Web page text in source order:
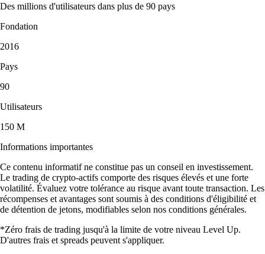
Des millions d'utilisateurs dans plus de 90 pays
Fondation
2016
Pays
90
Utilisateurs
150 M
Informations importantes
Ce contenu informatif ne constitue pas un conseil en investissement.
Le trading de crypto-actifs comporte des risques élevés et une forte
volatilité. Évaluez votre tolérance au risque avant toute transaction. Les
récompenses et avantages sont soumis à des conditions d'éligibilité et
de détention de jetons, modifiables selon nos conditions générales.
*Zéro frais de trading jusqu'à la limite de votre niveau Level Up.
D'autres frais et spreads peuvent s'appliquer.